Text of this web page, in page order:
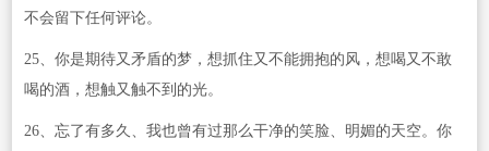
不会留下任何评论。
25、你是期待又矛盾的梦，想抓住又不能拥抱的风，想喝又不敢
喝的酒，想触又触不到的光。
26、忘了有多久、我也曾有过那么干净的笑脸、明媚的天空。你